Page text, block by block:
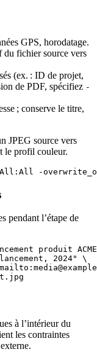
GPS, horodatage.
fichier source vers
(ex. : ID de projet,
de PDF, spécifiez -
; conserve le titre,
JPEG source vers
le profil couleur.
pendant l’étape de
produit
2024" \
à l’intérieur du
les contraintes